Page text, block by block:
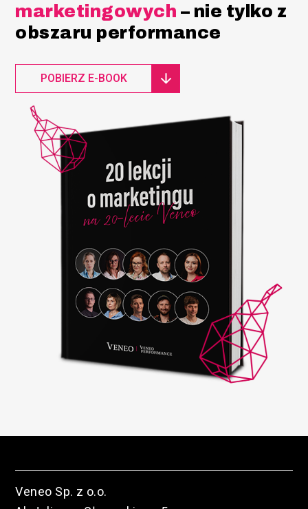
marketingowych – nie tylko z
obszaru performance
POBIERZ E-BOOK
Veneo Sp. z o.o.